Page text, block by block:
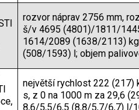
rozvor náprav 2756 mm,
š/v 4695 (4801)/1811/
1614/2089 (1638/2113)
(508/1593) l; objem
největší rychlost 222 (217)
s, z 0 na 1000 m za 29,6
8,6/5,5/6,5 (8,8/5,7/6,7) l/